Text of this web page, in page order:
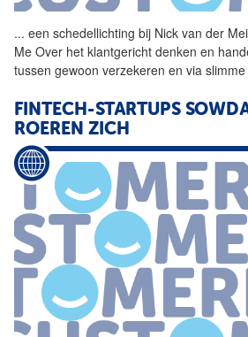
... een schedellichting bij Nick van der
Me Over het klantgericht denken en
tussen gewoon verzekeren en via
FINTECH-STARTUPS
ROEREN ZICH